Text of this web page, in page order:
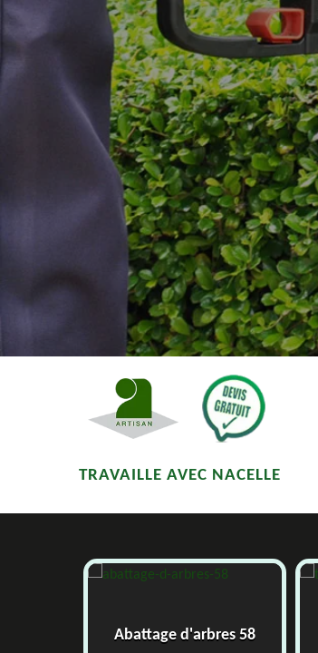
TRAVAILLE AVEC NACELLE
Abattage d'arbres 58